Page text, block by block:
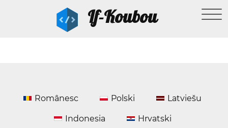
If-Koubou
Românesc Polski Latviešu
Indonesia Hrvatski